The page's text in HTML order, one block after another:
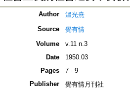
Author
溫光熹
Source
覺有情
Volume
v.11 n.3
Date
1950.03
Pages
7 - 9
Publisher
覺有情月刊社